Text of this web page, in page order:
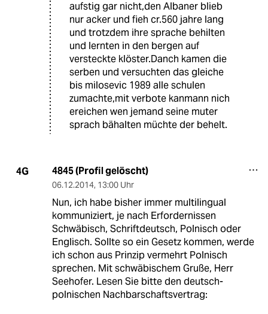
aufstig gar nicht,den Albaner blieb
nur acker und fieh cr.560 jahre lang
und trotzdem ihre sprache behilten
und lernten in den bergen auf
versteckte klöster.Danch kamen die
serben und versuchten das gleiche
bis milosevic 1989 alle schulen
zumachte,mit verbote kanmann nich
ereichen wen jemand seine muter
sprach bähalten müchte der behelt.
4G 4845 (Profil gelöscht)
06.12.2014, 13:00 Uhr
Nun, ich habe bisher immer multilingual
kommuniziert, je nach Erfordernissen
Schwäbisch, Schriftdeutsch, Polnisch oder
Englisch. Sollte so ein Gesetz kommen, werde
ich schon aus Prinzip vermehrt Polnisch
sprechen. Mit schwäbischem Gruße, Herr
Seehofer. Lesen Sie bitte den deutsch-
polnischen Nachbarschaftsvertrag: